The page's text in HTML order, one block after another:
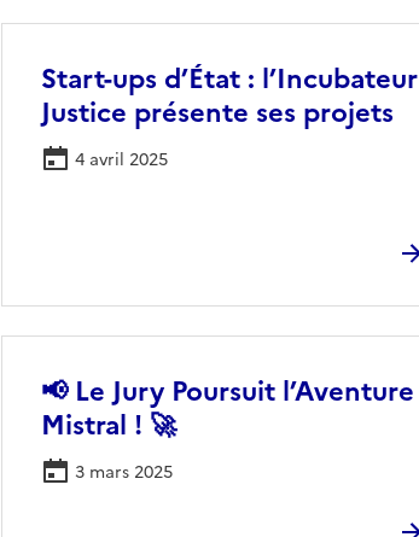
Start-ups d’État : l’Incubateur
Justice présente ses projets
4 avril 2025
📢 Le Jury Poursuit l’Aventure
Mistral ! 🚀
3 mars 2025